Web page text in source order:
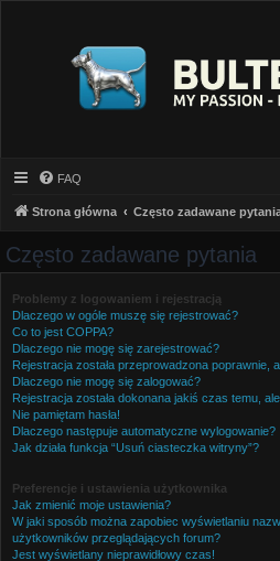
FAQ
Strona główna Często zadawane
Często zadawane pytania
Problemy z logowaniem i rejestracją
Dlaczego w ogóle muszę się rejestrować?
Co to jest COPPA?
Dlaczego nie mogę się zarejestrować?
Rejestracja została przeprowadzona poprawnie,
Dlaczego nie mogę się zalogować?
Rejestracja została dokonana jakiś czas temu,
Nie pamiętam hasła!
Dlaczego następuje automatyczne wylogowanie?
Jak działa funkcja “Usuń ciasteczka witryny”?
Preferencje i ustawienia użytkownika
Jak zmienić moje ustawienia?
W jaki sposób można zapobiec wyświetlaniu
użytkowników przeglądających forum?
Jest wyświetlany nieprawidłowy czas!